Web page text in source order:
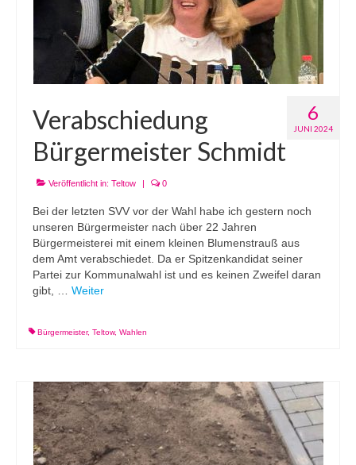
6
JUNI 2024
Verabschiedung
Bürgermeister Schmidt
Veröffentlicht in: Teltow | 0
Bei der letzten SVV vor der Wahl habe ich gestern noch
unseren Bürgermeister nach über 22 Jahren
Bürgermeisterei mit einem kleinen Blumenstrauß aus
dem Amt verabschiedet. Da er Spitzenkandidat seiner
Partei zur Kommunalwahl ist und es keinen Zweifel daran
gibt, … Weiter
Bürgermeister, Teltow, Wahlen